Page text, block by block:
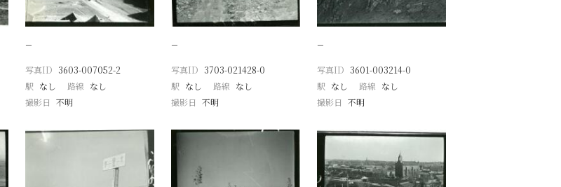
−
写真ID 3603-007052-2
駅 なし 路線 なし
撮影日 不明
−
写真ID 3703-021428-0
駅 なし 路線 なし
撮影日 不明
−
写真ID 3601-003214-0
駅 なし 路線 なし
撮影日 不明